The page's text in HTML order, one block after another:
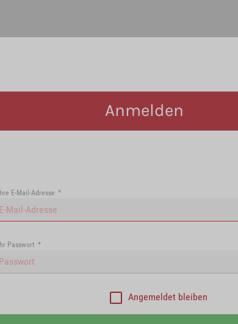
Anmelden
Ihre E-Mail-Adresse *
Ihr Passwort *
Angemeldet bleiben